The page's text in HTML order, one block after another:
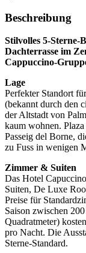
Beschreibung
Stilvolles 5-
Dachterrasse im
Cappuccino-
Lage
Perfekter Standort
(bekannt durch den
der Altstadt von
kaum wohnen.
Passeig del Borne,
zu Fuss in wenigen
Zimmer & Suiten
Das Hotel
Suiten, De Luxe
Preise für
Saison zwischen
Quadratmeter)
pro Nacht. Die
Sterne-Standard.